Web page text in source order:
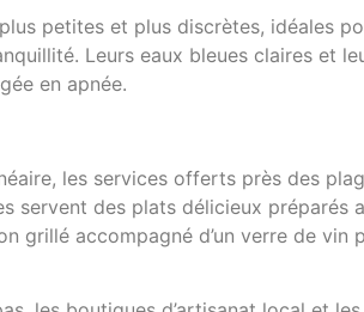
petites et plus discrètes, idéales
Leurs eaux bleues claires et
en apnée.
les services offerts près des
servent des plats délicieux préparés
grillé accompagné d’un verre de